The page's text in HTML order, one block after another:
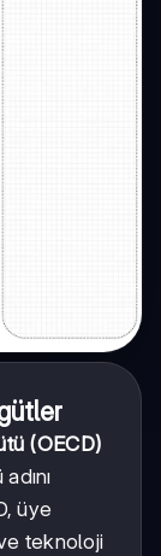
(OECD)
üye
teknoloji